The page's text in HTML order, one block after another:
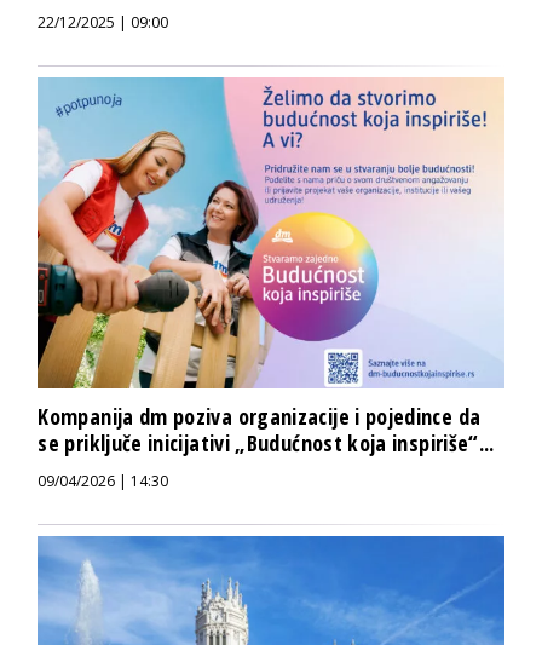
22/12/2025 | 09:00
Kompanija dm poziva organizacije i pojedince da
se priključe inicijativi „Budućnost koja inspiriše“...
09/04/2026 | 14:30